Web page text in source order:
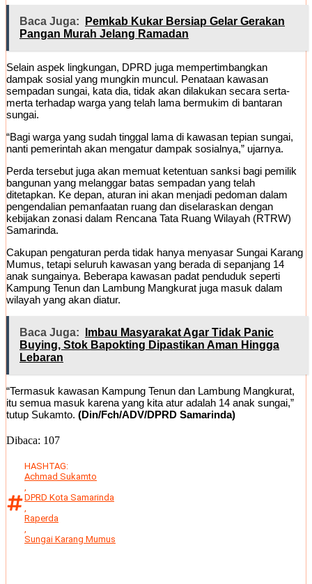
Baca Juga:
Pemkab Kukar Bersiap Gelar Gerakan
Pangan Murah Jelang Ramadan
Selain aspek lingkungan, DPRD juga mempertimbangkan
dampak sosial yang mungkin muncul. Penataan kawasan
sempadan sungai, kata dia, tidak akan dilakukan secara serta-
merta terhadap warga yang telah lama bermukim di bantaran
sungai.
“Bagi warga yang sudah tinggal lama di kawasan tepian sungai,
nanti pemerintah akan mengatur dampak sosialnya,” ujarnya.
Perda tersebut juga akan memuat ketentuan sanksi bagi pemilik
bangunan yang melanggar batas sempadan yang telah
ditetapkan. Ke depan, aturan ini akan menjadi pedoman dalam
pengendalian pemanfaatan ruang dan diselaraskan dengan
kebijakan zonasi dalam Rencana Tata Ruang Wilayah (RTRW)
Samarinda.
Cakupan pengaturan perda tidak hanya menyasar Sungai Karang
Mumus, tetapi seluruh kawasan yang berada di sepanjang 14
anak sungainya. Beberapa kawasan padat penduduk seperti
Kampung Tenun dan Lambung Mangkurat juga masuk dalam
wilayah yang akan diatur.
Baca Juga:
Imbau Masyarakat Agar Tidak Panic
Buying, Stok Bapokting Dipastikan Aman Hingga
Lebaran
“Termasuk kawasan Kampung Tenun dan Lambung Mangkurat,
itu semua masuk karena yang kita atur adalah 14 anak sungai,”
tutup Sukamto. (Din/Fch/ADV/DPRD Samarinda)
Dibaca: 107
HASHTAG:
Achmad Sukamto
,
DPRD Kota Samarinda
,
Raperda
,
Sungai Karang Mumus